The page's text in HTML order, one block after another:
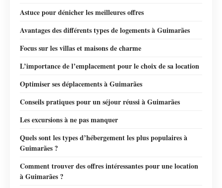
Astuce pour dénicher les meilleures offres
Avantages des différents types de logements à Guimarães
Focus sur les villas et maisons de charme
L’importance de l’emplacement pour le choix de sa location
Optimiser ses déplacements à Guimarães
Conseils pratiques pour un séjour réussi à Guimarães
Les excursions à ne pas manquer
Quels sont les types d’hébergement les plus populaires à
Guimarães ?
Comment trouver des offres intéressantes pour une location
à Guimarães ?